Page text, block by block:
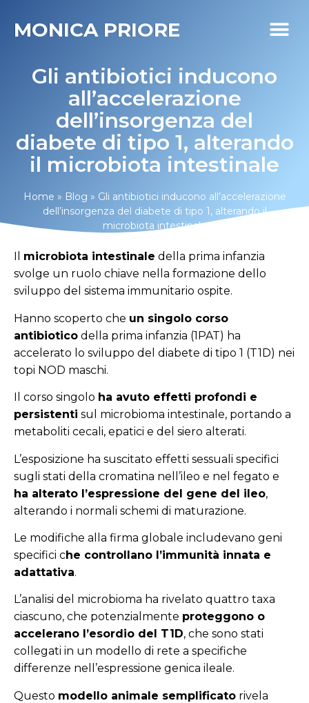
MONICA PRIORE
Gli antibiotici inducono
all’accelerazione
dell’insorgenza del
diabete di tipo 1, alterando
il microbiota intestinale
Home » Blog » Gli antibiotici inducono all’accelerazione
dell’insorgenza del diabete di tipo 1, alterando il
microbiota intestinale
microbiota intestinale della prima infanzia
svolge un ruolo chiave nella formazione dello
sviluppo del sistema immunitario ospite.
Hanno scoperto che un singolo corso
antibiotico della prima infanzia (1PAT) ha
accelerato lo sviluppo del diabete di tipo 1 (T1D) nei
topi NOD maschi.
Il corso singolo ha avuto effetti profondi e
persistenti sul microbioma intestinale, portando a
metaboliti cecali, epatici e del siero alterati.
L’esposizione ha suscitato effetti sessuali specifici
sugli stati della cromatina nell’ileo e nel fegato e
ha alterato l’espressione del gene del ileo,
alterando i normali schemi di maturazione.
Le modifiche alla firma globale includevano geni
specifici che controllano l’immunità innata e
adattativa.
L’analisi del microbioma ha rivelato quattro taxa
ciascuno, che potenzialmente proteggono o
accelerano l’esordio del T1D, che sono stati
collegati in un modello di rete a specifiche
differenze nell’espressione genica ileale.
Questo modello animale semplificato rivela